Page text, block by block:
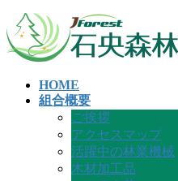
コ
ン
テ
ナ
ビ
ゲ
HOME
組合概要
ご挨拶
アクセスマップ
活躍中の林業機械
木材加工品